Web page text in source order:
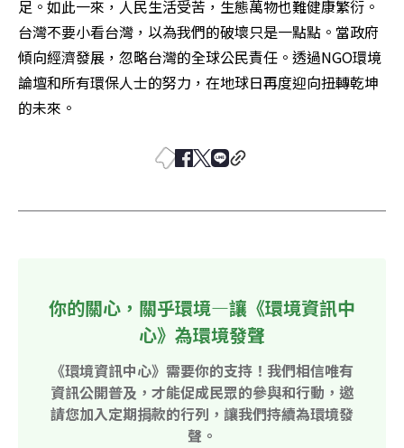
足。如此一來，人民生活受苦，生態萬物也難健康繁衍。
台灣不要小看台灣，以為我們的破壞只是一點點。當政府
傾向經濟發展，忽略台灣的全球公民責任。透過NGO環境
論壇和所有環保人士的努力，在地球日再度迎向扭轉乾坤
的未來。
你的關心，關乎環境—讓《環境資訊中
心》為環境發聲
《環境資訊中心》需要你的支持！我們相信唯有
資訊公開普及，才能促成民眾的參與和行動，邀
請您加入定期捐款的行列，讓我們持續為環境發
聲。